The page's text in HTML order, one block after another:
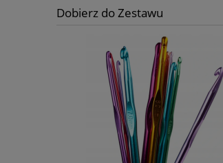
Dobierz do Zestawu